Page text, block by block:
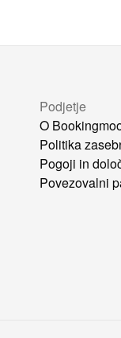
Podjetje
O
Politika
Pogoji in
Povezovalni